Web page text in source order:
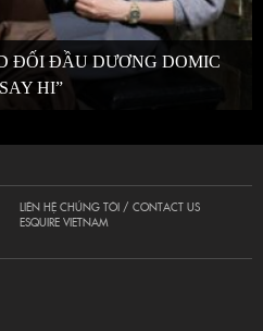
ĐỐI ĐẦU DƯƠNG DOMIC
HI”
LIÊN HỆ CHÚNG TÔI / CONTACT US
ESQUIRE VIETNAM